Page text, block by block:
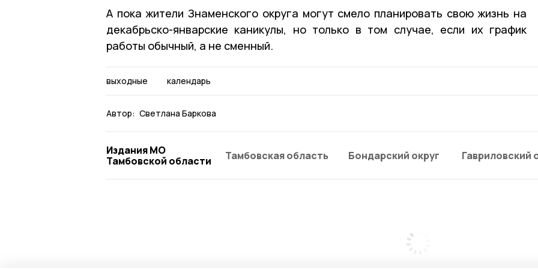
А пока жители Знаменского округа могут смело планировать свою жизнь на
декабрьско-январские каникулы, но только в том случае, если их график
работы обычный, а не сменный.
выходные календарь
Автор: Светлана Баркова
Издания МО
Тамбовской области
Тамбовская область Бондарский округ Гавриловский